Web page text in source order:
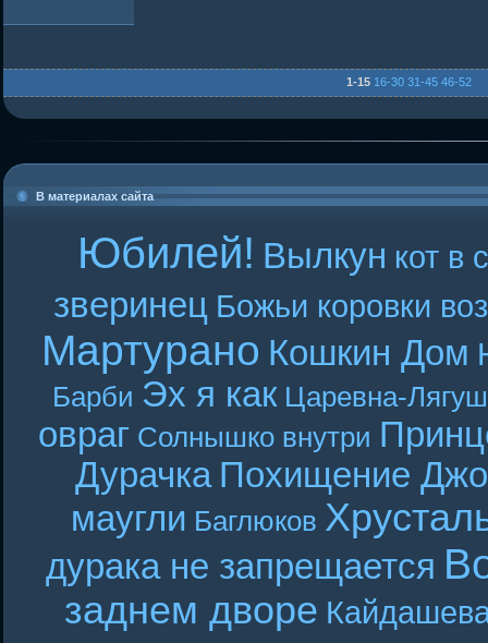
1-15 16-30 31-45 46-52
В материалах сайта
Юбилей! Вылкун кот в
зверинец Божьи коровки
Мартурано Кошкин Дом
Барби Эх я как Царевна-
овраг Солнышко внутри
Дурачка Похищение
маугли Баглюков
дурака не запрещается
заднем дворе